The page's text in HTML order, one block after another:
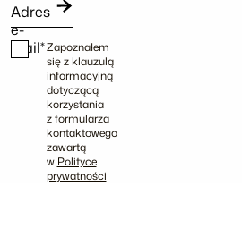
Adres
e-
mail*Zapoznałem
się z klauzulą
informacyjną
dotyczącą
korzystania
z formularza
kontaktowego
zawartą
w Polityce
prywatności